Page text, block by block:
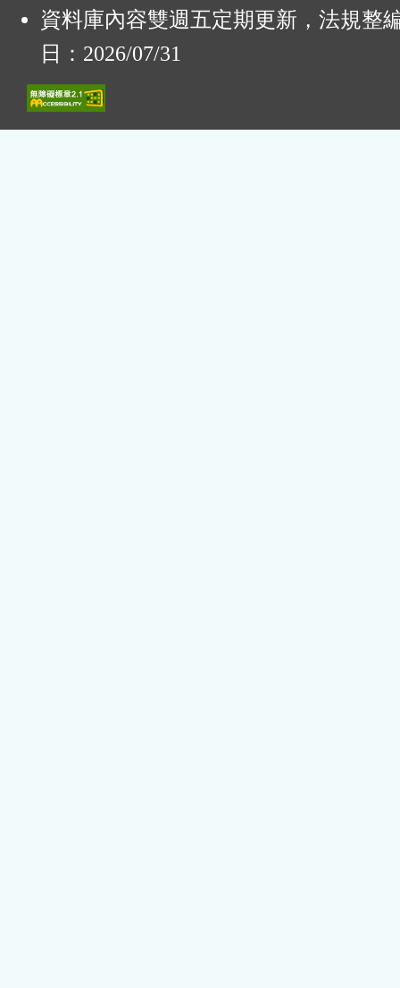
資料庫內容雙週五定期更新，法規整
日：2026/07/31